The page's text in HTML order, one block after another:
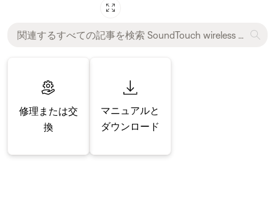
修理または交
換
マニュアルと
ダウンロード